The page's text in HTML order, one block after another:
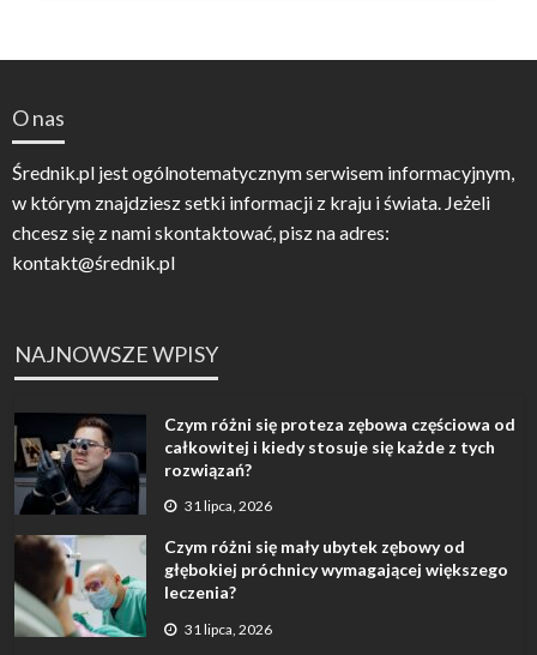
O nas
Średnik.pl jest ogólnotematycznym serwisem informacyjnym,
w którym znajdziesz setki informacji z kraju i świata. Jeżeli
chcesz się z nami skontaktować, pisz na adres:
kontakt@średnik.pl
NAJNOWSZE WPISY
Czym różni się proteza zębowa częściowa od
całkowitej i kiedy stosuje się każde z tych
rozwiązań?
31 lipca, 2026
Czym różni się mały ubytek zębowy od
głębokiej próchnicy wymagającej większego
leczenia?
31 lipca, 2026